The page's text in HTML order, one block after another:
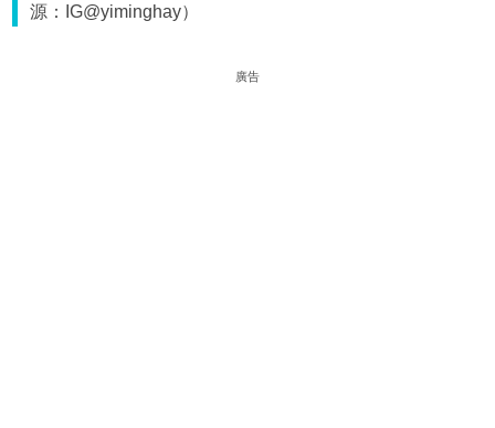
源：IG@yiminghay）
廣告